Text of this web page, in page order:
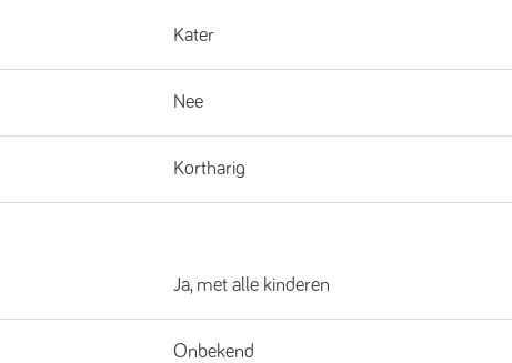
Kater
Nee
Kortharig
Ja, met alle kinderen
Onbekend